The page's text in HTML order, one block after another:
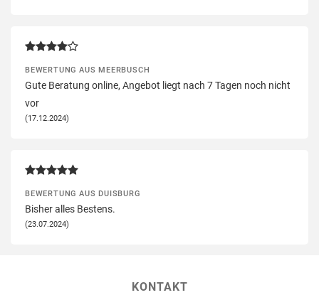
BEWERTUNG AUS MEERBUSCH
Gute Beratung online, Angebot liegt nach 7 Tagen noch nicht
vor
(17.12.2024)
BEWERTUNG AUS DUISBURG
Bisher alles Bestens.
(23.07.2024)
KONTAKT